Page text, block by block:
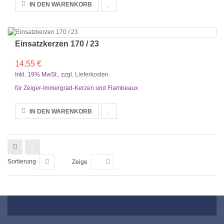
IN DEN WARENKORB
Einsatzkerzen 170 / 23
14,55 €
Inkl. 19% MwSt., zzgl. Lieferkosten
für Zeiger-Immergrad-Kerzen und Flambeaux
IN DEN WARENKORB
Sortierung Zeige